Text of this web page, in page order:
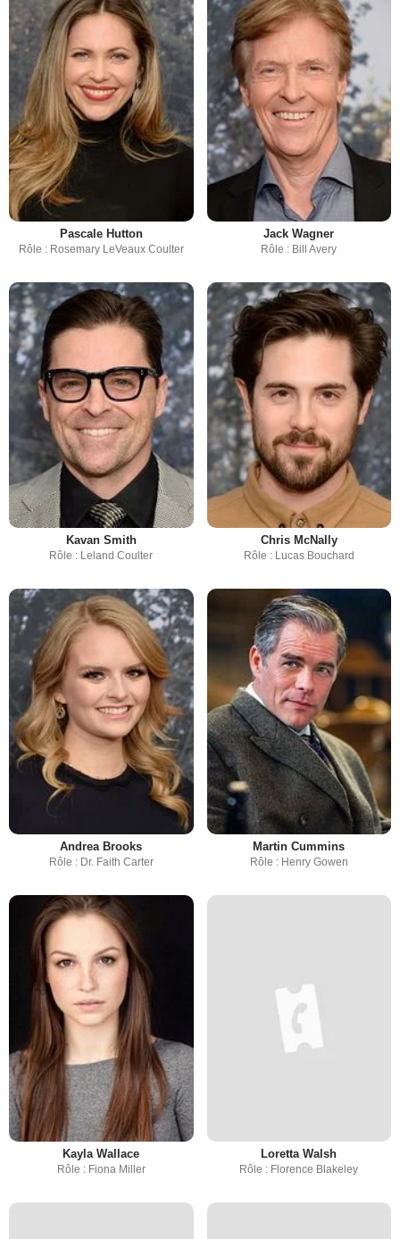
Pascale Hutton
Rôle : Rosemary LeVeaux Coulter
Jack Wagner
Rôle : Bill Avery
Kavan Smith
Rôle : Leland Coulter
Chris McNally
Rôle : Lucas Bouchard
Andrea Brooks
Rôle : Dr. Faith Carter
Martin Cummins
Rôle : Henry Gowen
Kayla Wallace
Rôle : Fiona Miller
Loretta Walsh
Rôle : Florence Blakeley